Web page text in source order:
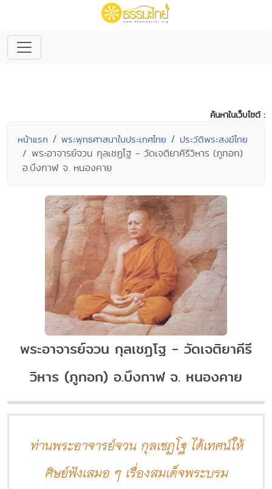
ค้นหาในเว็บไซต์ :
หน้าแรก พระพุทธศาสนาในประเทศไทย ประวัติพระสงฆ์ไทย
พระอาจารย์จวน กุลเชฏโฐ - วัดเจติยาคีรีวิหาร (ภูทอก)
อ.บึงกาฬ จ. หนองคาย
พระอาจารย์จวน กุลเชฏโฐ - วัดเจติยาคีรี
วิหาร (ภูทอก) อ.บึงกาฬ จ. หนองคาย
ท่านพระอาจารย์จวน กุลเชฏโฐ ได้เทศน์ให้
ศิษย์ฟังเสมอ ๆ เรื่องสมเด็จพระบรม